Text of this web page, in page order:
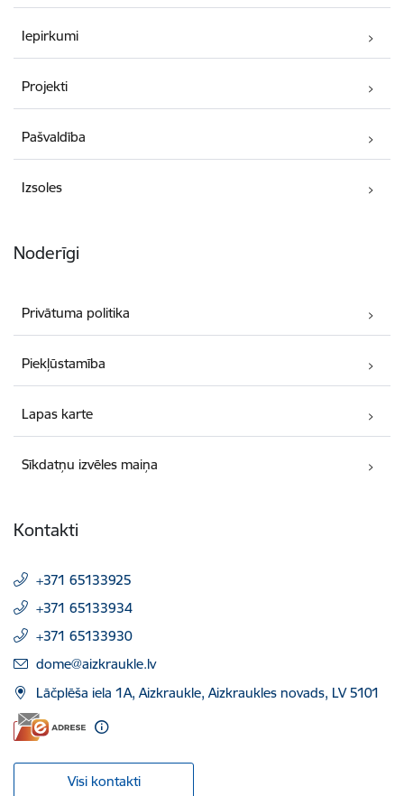
Iepirkumi
Projekti
Pašvaldība
Izsoles
Noderīgi
Privātuma politika
Piekļūstamība
Lapas karte
Sīkdatņu izvēles maiņa
Kontakti
+371 65133925
+371 65133934
+371 65133930
E-pasts:
dome@aizkraukle.lv
Lāčplēša iela 1A, Aizkraukle, Aizkraukles novads, LV 5101
Visi kontakti